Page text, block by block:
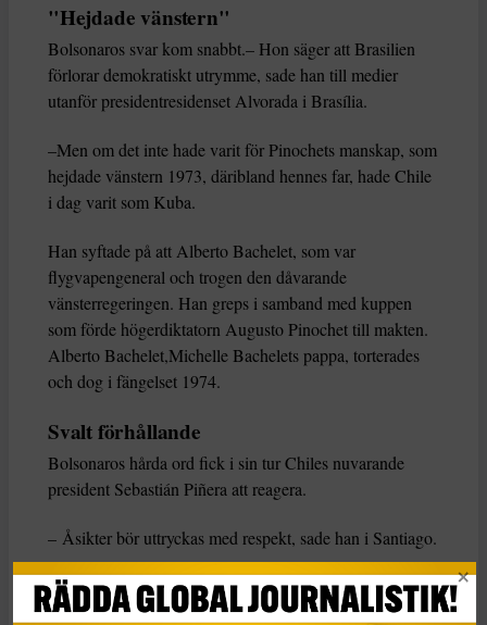
"Hejdade vänstern"
Bolsonaros svar kom snabbt.– Hon säger att Brasilien
förlorar demokratiskt utrymme, sade han till medier
utanför presidentresidenset Alvorada i Brasília.
–Men om det inte hade varit för Pinochets manskap, som
hejdade vänstern 1973, däribland hennes far, hade Chile
i dag varit som Kuba.
Han syftade på att Alberto Bachelet, som var
flygvapengeneral och trogen den dåvarande
vänsterregeringen. Han greps i samband med kuppen
som förde högerdiktatorn Augusto Pinochet till makten.
Alberto Bachelet,Michelle Bachelets pappa, torterades
och dog i fängelset 1974.
Svalt förhållande
Bolsonaros hårda ord fick i sin tur Chiles nuvarande
president Sebastián Piñera att reagera.
– Åsikter bör uttryckas med respekt, sade han i Santiago.
– Jag håller inte med om det president Bolsonaro säger
om en tidigare president i Chile, särskilt när det gäller